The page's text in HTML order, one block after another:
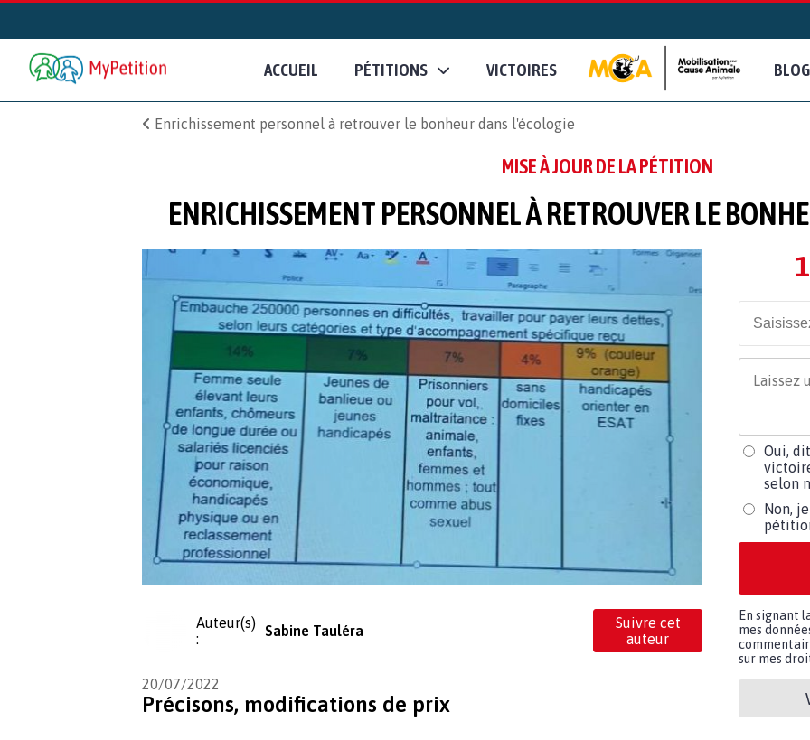
ACCUEIL PÉTITIONS VICTOIRES BLOG
Enrichissement personnel à retrouver le bonheur dans l'écologie
MISE À JOUR DE LA PÉTITION
ENRICHISSEMENT PERSONNEL À RETROUVER LE
Auteur(s)
:
Sabine Tauléra
Suivre cet
auteur
20/07/2022
Précisons, modifications de prix
Oui,
selon
Non,
En signant
mes
sur mes